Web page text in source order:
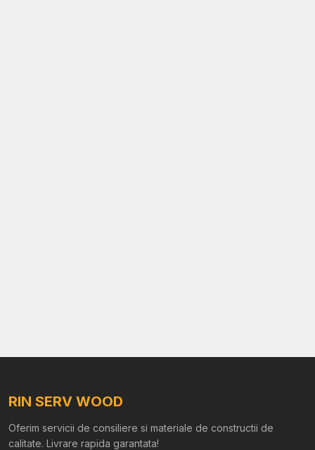
RIN SERV WOOD
Oferim servicii de consiliere si materiale de constructii de
calitate. Livrare rapida garantata!